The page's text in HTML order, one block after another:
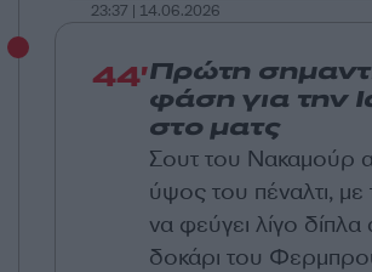
23:37 | 14.06.2026
44'Πρώτη
φάση για την
στο ματς
Σουτ του Νακαμούρ
ύψος του πέναλτι, με
να φεύγει λίγο δίπλα
δοκάρι του